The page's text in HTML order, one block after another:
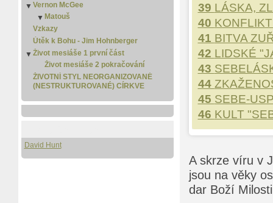
Žalmy
Židům
▼ Vernon McGee
▼ Matouš
Matouš 2
Vzkazy
Útěk k Bohu - Jim Hohnberger
▼ Život mesiáše 1 první část
Život mesiáše 2 pokračování
ŽIVOTNÍ STYL NEORGANIZOVANÉ
(NESTRUKTUROVANÉ) CÍRKVE
David Hunt
39 LÁSKA,
40
41 BITVA
42 LIDSKÉ
43
44
45 SEBE-
46 KULT
A skrze víru v
jsou na věky
dar Boží